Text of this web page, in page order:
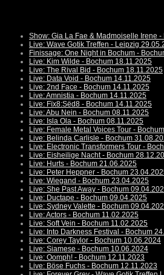
Show: Gia La Fae & Madmoiselle Irene
Live: Wave Gotik Treffen - Leipzig
Finissage: One Night in Bochum -
Live: Kim Wilde - Bochum 18.11.2025
Live: The Rival Bid - Bochum 18.11.2025
Live: Data Void - Bochum 14.11.2025
Live: 2nd Face - Bochum 14.11.2025
Live: Amnistia - Bochum 14.11.2025
Live: Fïx8:Sëd8 - Bochum 14.11.2025
Live: Abu Nein - Bochum 08.11.2025
Live: Isla Ola - Bochum 08.11.2025
Live: Female Metal Voices Tour -
Live: Belinda Carlisle - Bochum
Live: Electronic Transformers Tour -
Live: Eisheilige Nacht - Bochum
Live: Hurts - Bochum 21.06.2025
Live: Peter Heppner - Bochum
Live: Wiegand - Bochum 23.04.2025
Live: She Past Away - Bochum
Live: Ductape - Bochum 09.04.2025
Live: Sydney Valette - Bochum
Live: Actors - Bochum 11.02.2025
Live: Soft Vein - Bochum 11.02.2025
Live: Into Darkness Festival - Bochum
Live: Corey Taylor - Bochum 10.06.2024
Live: Siamese - Bochum 10.06.2024
Live: Oomph! - Bochum 12.11.2023
Live: Böse Fuchs - Bochum 12.11.2023